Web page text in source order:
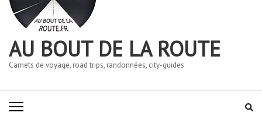
AU BOUT DE LA ROUTE
Carnets de voyage, road trips, randonnées, city-guides